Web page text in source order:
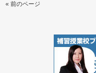
« 前のページ